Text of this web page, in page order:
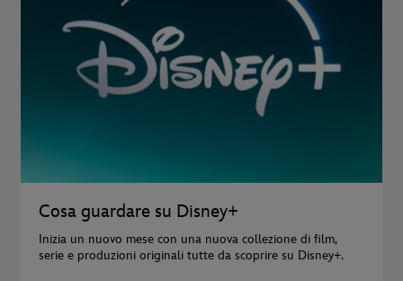
Cosa guardare su Disney+
Inizia un nuovo mese con una nuova collezione di film,
serie e produzioni originali tutte da scoprire su Disney+.